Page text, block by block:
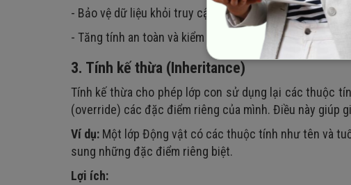
- Bảo vệ dữ liệu khỏi truy cập trái phép.
- Tăng tính an toàn và kiểm soát trong ứng dụng.
3. Tính kế thừa (Inheritance)
Tính kế thừa cho phép lớp con sử dụng lại các thuộc
(override) các đặc điểm riêng của mình. Điều này giúp
Ví dụ: Một lớp Động vật có các thuộc tính như tên và
sung những đặc điểm riêng biệt.
Lợi ích: